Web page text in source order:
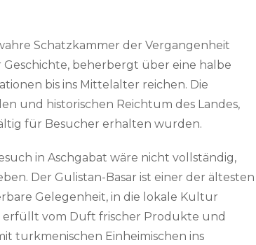
Schatzkammer der Vergangenheit
beherbergt über eine halbe
bis ins Mittelalter reichen. Die
und historischen Reichtum des Landes,
für Besucher erhalten wurden.
in Aschgabat wäre nicht vollständig,
Der Gulistan-Basar ist einer der ältesten
Gelegenheit, in die lokale Kultur
erfüllt vom Duft frischer Produkte und
turkmenischen Einheimischen ins